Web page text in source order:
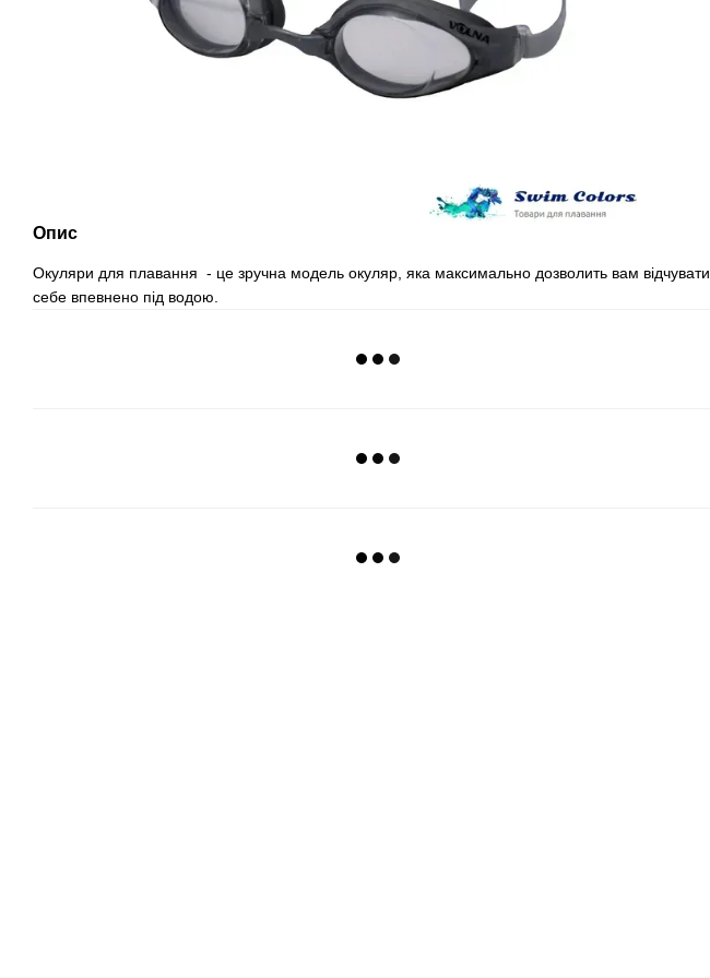
Опис
Окуляри для плавання - це зручна модель окуляр, яка максимально дозволить вам відчувати
себе впевнено під водою.